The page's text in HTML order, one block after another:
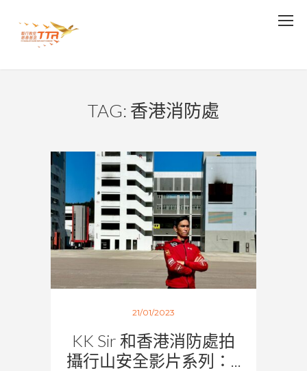
TAG: 香港消防處
21/01/2023
KK Sir 和香港消防處拍
攝行山安全影片系列：...